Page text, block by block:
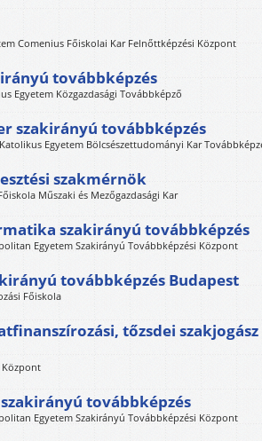
Comenius Főiskolai Kar Felnőttképzési Központ
továbbképzés
Egyetem Közgazdasági Továbbképző
szakirányú továbbképzés
Egyetem Bölcsészettudományi Kar
szakmérnök
Műszaki és Mezőgazdasági Kar
szakirányú továbbképzés
Egyetem Szakirányú Továbbképzési Központ
továbbképzés Budapest
Főiskola
tőzsdei
Központ
továbbképzés
Egyetem Szakirányú Továbbképzési Központ